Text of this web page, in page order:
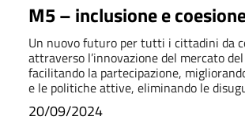
M5 – inclusione e
Un nuovo futuro per tutti i cittadini da
attraverso l’innovazione del mercato
facilitando la partecipazione,
e le politiche attive, eliminando le
sociali
20/09/2024